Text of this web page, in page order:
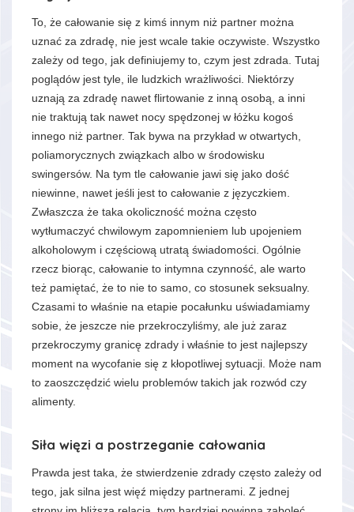
To, że całowanie się z kimś innym niż partner można
uznać za zdradę, nie jest wcale takie oczywiste. Wszystko
zależy od tego, jak definiujemy to, czym jest zdrada. Tutaj
poglądów jest tyle, ile ludzkich wrażliwości. Niektórzy
uznają za zdradę nawet flirtowanie z inną osobą, a inni
nie traktują tak nawet nocy spędzonej w łóżku kogoś
innego niż partner. Tak bywa na przykład w otwartych,
poliamorycznych związkach albo w środowisku
swingersów. Na tym tle całowanie jawi się jako dość
niewinne, nawet jeśli jest to całowanie z języczkiem.
Zwłaszcza że taka okoliczność można często
wytłumaczyć chwilowym zapomnieniem lub upojeniem
alkoholowym i częściową utratą świadomości. Ogólnie
rzecz biorąc, całowanie to intymna czynność, ale warto
też pamiętać, że to nie to samo, co stosunek seksualny.
Czasami to właśnie na etapie pocałunku uświadamiamy
sobie, że jeszcze nie przekroczyliśmy, ale już zaraz
przekroczymy granicę zdrady i właśnie to jest najlepszy
moment na wycofanie się z kłopotliwej sytuacji. Może nam
to zaoszczędzić wielu problemów takich jak rozwód czy
alimenty.
Siła więzi a postrzeganie całowania
Prawda jest taka, że stwierdzenie zdrady często zależy od
tego, jak silna jest więź między partnerami. Z jednej